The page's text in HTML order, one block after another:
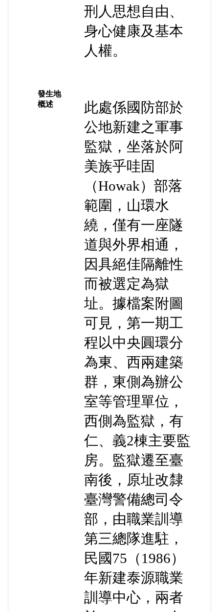
刑人思想自由、
身心健康及基本
人權。
發生地
概述
此處係國防部於
公地新建之軍事
監獄，坐落於阿
美族乎哇固
（Howak）部落
範圍，山環水
繞，僅有一座隧
道與外界相通，
因具絕佳隔離性
而被選定為獄
址。據檔案附圖
可見，第一期工
程以中央圓環分
為東、西兩建築
群，東側為辦公
室等管理單位，
西側為監獄，有
仁、義2棟主要監
房。監獄遷至臺
南後，原址改隸
臺灣警備總司令
部，由職業訓導
第三總隊進駐，
民國75（1986）
年新建泰源職業
訓導中心，兩者